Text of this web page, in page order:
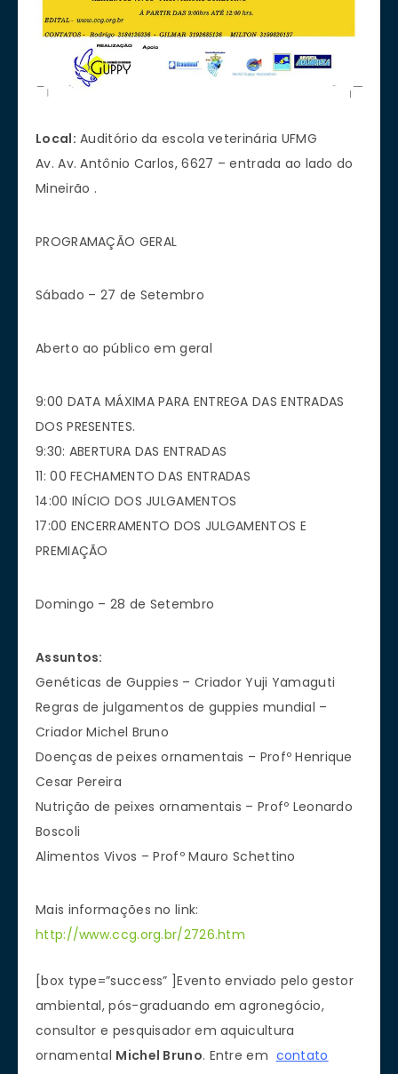
Local: Auditório da escola veterinária UFMG
Av. Av. Antônio Carlos, 6627 – entrada ao lado do
Mineirão .
PROGRAMAÇÃO GERAL
Sábado – 27 de Setembro
Aberto ao público em geral
9:00 DATA MÁXIMA PARA ENTREGA DAS ENTRADAS
DOS PRESENTES.
9:30: ABERTURA DAS ENTRADAS
11: 00 FECHAMENTO DAS ENTRADAS
14:00 INÍCIO DOS JULGAMENTOS
17:00 ENCERRAMENTO DOS JULGAMENTOS E
PREMIAÇÃO
Domingo – 28 de Setembro
Assuntos:
Genéticas de Guppies – Criador Yuji Yamaguti
Regras de julgamentos de guppies mundial –
Criador Michel Bruno
Doenças de peixes ornamentais – Profº Henrique
Cesar Pereira
Nutrição de peixes ornamentais – Profº Leonardo
Boscoli
Alimentos Vivos – Profº Mauro Schettino
Mais informações no link:
http://www.ccg.org.br/2726.htm
[box type=”success” ]Evento enviado pelo gestor
ambiental, pós-graduando em agronegócio,
consultor e pesquisador em aquicultura
ornamental Michel Bruno. Entre em contato